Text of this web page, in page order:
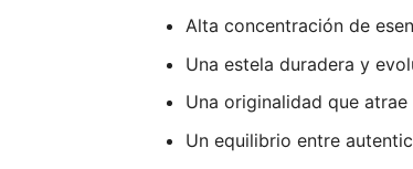
Alta concentración de
Una estela duradera y
Una originalidad que atrae
Un equilibrio entre